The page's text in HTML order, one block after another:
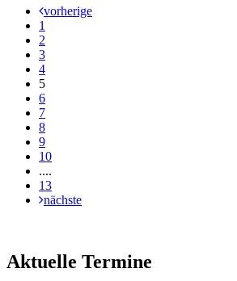
vorherige
1
2
3
4
5
6
7
8
9
10
....
13
nächste
Aktuelle Termine